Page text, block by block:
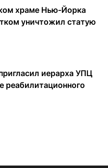
храме Нью-Йорка
уничтожил статую
иерарха УПЦ
реабилитационного